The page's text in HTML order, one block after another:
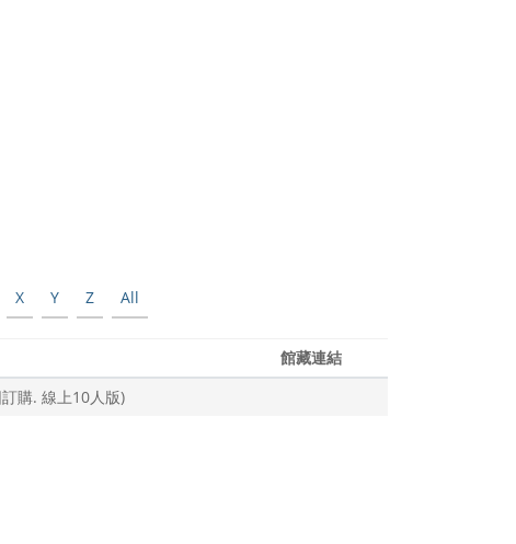
X Y Z All
館藏連結
購. 線上10人版)